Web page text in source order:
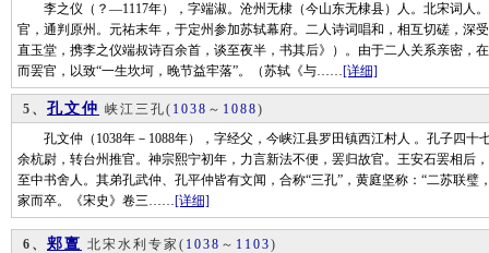
李之仪（？—1117年），字端淑。沧州无棣（今山东无棣县）人。北宋词人
官，通判原州。元祐末年，于定州参加苏轼幕府。二人诗词唱和，相互切磋，深
直玉堂，携李之仪端叔诗百余首，谈至夜半，书其后》）。由于二人关系亲密，
而罢官，以致“一生坎坷，晚节益牢落”。（苏轼《与……[详细]
5、 孔文仲 峡江三孔( 1038 ～ 1088)
孔文仲（1038年－1088年），字经父，今峡江县罗田镇西江村人 。孔子四十
余杭尉，转台州推官。神宗熙宁初年，力言新法不便，罢归故官。王安石罢相后
至中书舍人。其弟孔武仲、孔平仲皆有文闻，合称“三孔”，黄庭坚称：“二苏联璧
家而卒。《宋史》卷三……[详细]
6、 郏亶 北宋水利专家 ( 1038 ～ 1103)